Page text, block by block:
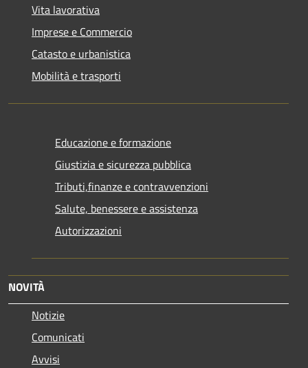
Vita lavorativa
Imprese e Commercio
Catasto e urbanistica
Mobilità e trasporti
Educazione e formazione
Giustizia e sicurezza pubblica
Tributi,finanze e contravvenzioni
Salute, benessere e assistenza
Autorizzazioni
NOVITÀ
Notizie
Comunicati
Avvisi